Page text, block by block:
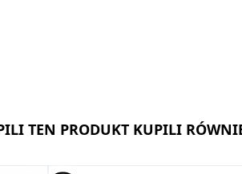
TEN PRODUKT KUPILI